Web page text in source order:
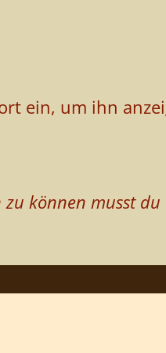
ein, um ihn
können musst du